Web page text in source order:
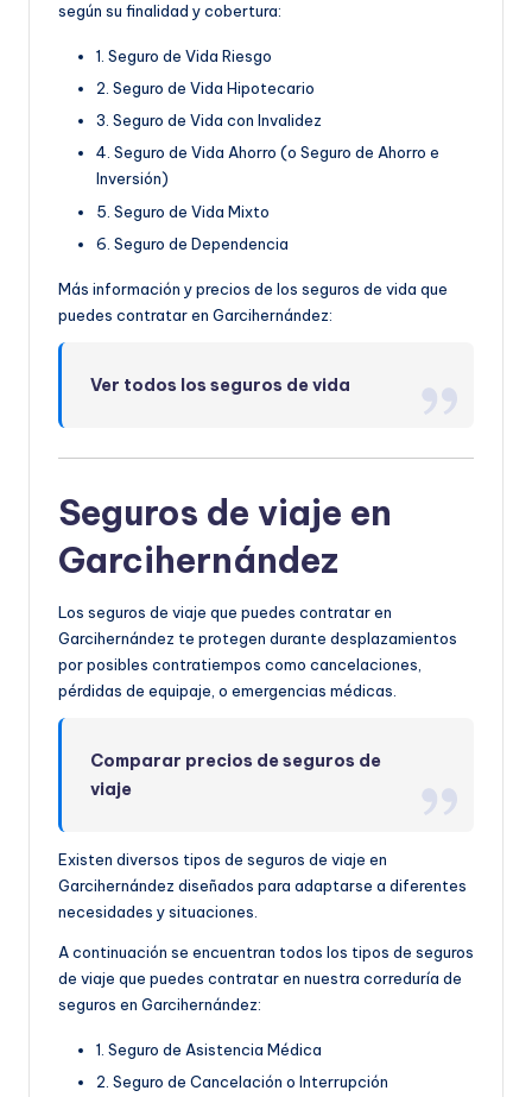
según su finalidad y cobertura:
1. Seguro de Vida Riesgo
2. Seguro de Vida Hipotecario
3. Seguro de Vida con Invalidez
4. Seguro de Vida Ahorro (o Seguro de Ahorro e
Inversión)
5. Seguro de Vida Mixto
6. Seguro de Dependencia
Más información y precios de los seguros de vida que
puedes contratar en Garcihernández:
Ver todos los seguros de vida
Seguros de viaje en
Garcihernández
Los seguros de viaje que puedes contratar en
Garcihernández te protegen durante desplazamientos
por posibles contratiempos como cancelaciones,
pérdidas de equipaje, o emergencias médicas.
Comparar precios de seguros de
viaje
Existen diversos tipos de seguros de viaje en
Garcihernández diseñados para adaptarse a diferentes
necesidades y situaciones.
A continuación se encuentran todos los tipos de seguros
de viaje que puedes contratar en nuestra correduría de
seguros en Garcihernández:
1. Seguro de Asistencia Médica
2. Seguro de Cancelación o Interrupción